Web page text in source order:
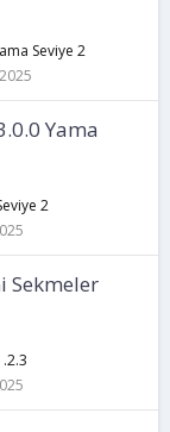
Seviye 2
Yama
2
Sekmeler